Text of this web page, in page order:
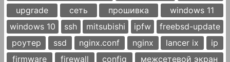
upgrade
сеть прошивка
windows 11
windows 10
ssh mitsubishi ipfw
freebsd-update
роутер
ssd nginx.conf nginx lancer ix
ip
firmware
firewall config межсетевой экран